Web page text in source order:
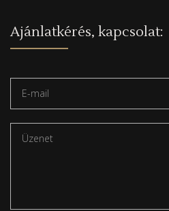
Ajánlatkérés, kapcsolat: